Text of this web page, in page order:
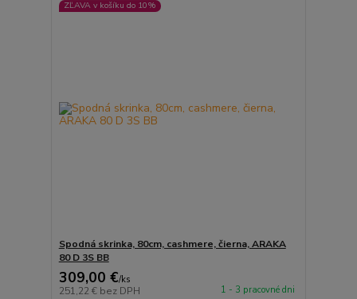
ZĽAVA v košíku do 10%
Spodná skrinka, 80cm, cashmere, čierna, ARAKA
80 D 3S BB
309,00 €/ks
251,22 € bez DPH 1 - 3 pracovné dni